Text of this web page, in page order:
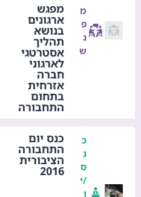
מ
פ
ג
ש
מפגש
ארגונים
בנושא
תהליך
אסטרטגי
לארגוני
חברה
אזרחית
בתחום
התחבורה
כ
נ
ס
/י
ו
כנס יום
התחבורה
הציבורית
2016